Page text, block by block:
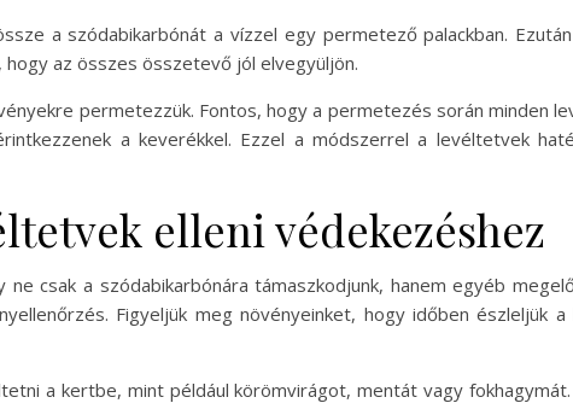
a szódabikarbónát a vízzel egy permetező palackban.
hogy az összes összetevő jól elvegyüljön.
permetezzük. Fontos, hogy a permetezés során minden
a keverékkel. Ezzel a módszerrel a levéltetvek
elleni védekezéshez
csak a szódabikarbónára támaszkodjunk, hanem egyéb
Figyeljük meg növényeinket, hogy időben észleljük
a kertbe, mint például körömvirágot, mentát vagy